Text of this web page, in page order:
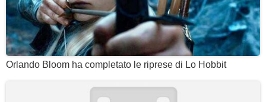
Orlando Bloom ha completato le riprese di Lo Hobbit